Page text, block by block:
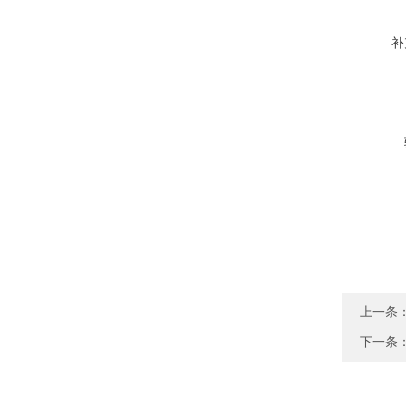
补
上一条：
下一条：